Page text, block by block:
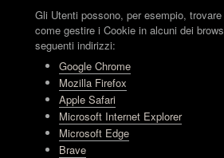
Gli Utenti possono, per esempio,
come gestire i Cookie in alcuni dei
seguenti indirizzi:
Google Chrome
Mozilla Firefox
Apple Safari
Microsoft Internet Explorer
Microsoft Edge
Brave